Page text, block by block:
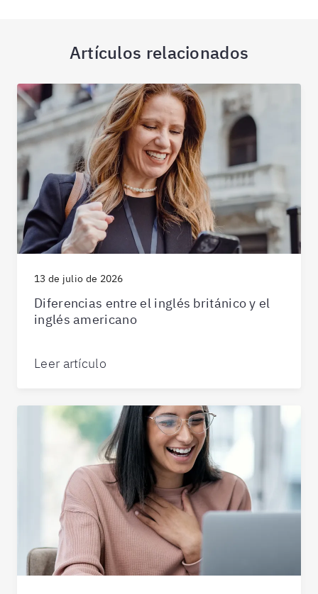
Artículos relacionados
13 de julio de 2026
Diferencias entre el inglés británico y el
inglés americano
Leer artículo